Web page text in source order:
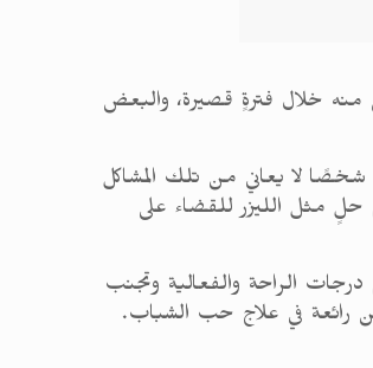
خلال فترةٍ قصيرة، والبعض
لا يعاني من تلك المشاكل
حلٍ مثل الليزر للقضاء على
الراحة والفعالية وتجنب
من رائعة في علاج حب الشباب.